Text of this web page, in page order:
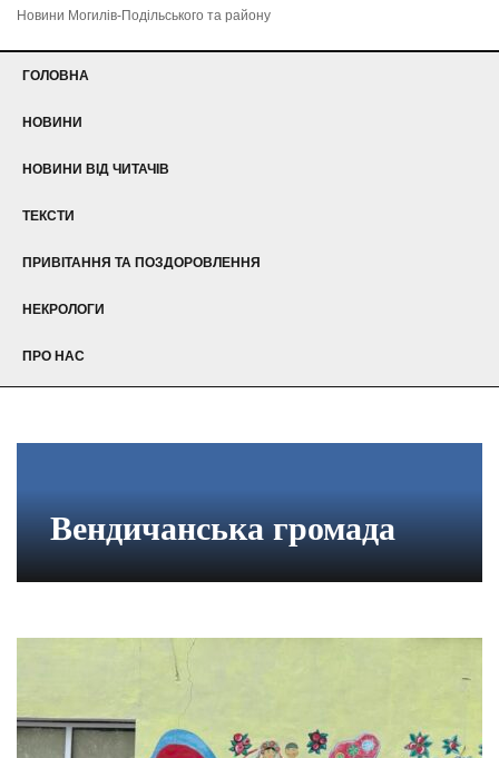
Новини Могилів-Подільського та району
ГОЛОВНА
НОВИНИ
НОВИНИ ВІД ЧИТАЧІВ
ТЕКСТИ
ПРИВІТАННЯ ТА ПОЗДОРОВЛЕННЯ
НЕКРОЛОГИ
ПРО НАС
Вендичанська громада